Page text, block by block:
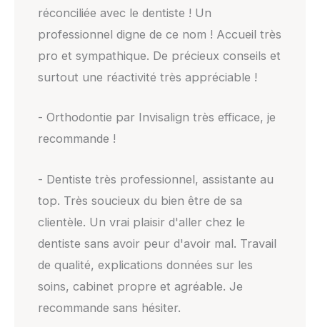
réconciliée avec le dentiste ! Un
professionnel digne de ce nom ! Accueil très
pro et sympathique. De précieux conseils et
surtout une réactivité très appréciable !
- Orthodontie par Invisalign très efficace, je
recommande !
- Dentiste très professionnel, assistante au
top. Très soucieux du bien être de sa
clientèle. Un vrai plaisir d'aller chez le
dentiste sans avoir peur d'avoir mal. Travail
de qualité, explications données sur les
soins, cabinet propre et agréable. Je
recommande sans hésiter.